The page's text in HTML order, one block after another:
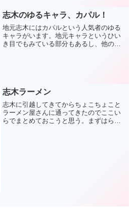
志木のゆるキャラ、カパル！
地元志木にはカパルという人気者のゆる
キャラがいます。地元キャラというひい
き目でもみている部分もあるし、他のゆ
志木ラーメン
志木に引越してきてからちょこちょこと
ラーメン屋さんに通ってきたのでここい
らでまとめておこうと思う。まずはらぁ